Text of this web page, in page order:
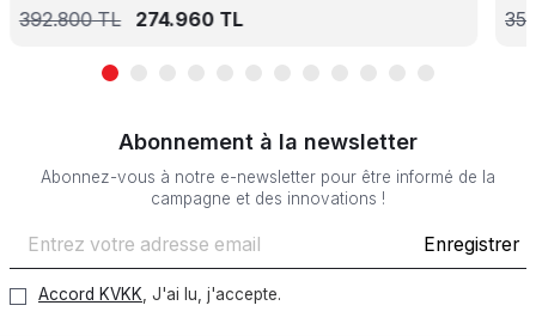
392.800TL 274.960TL
Abonnement à la newsletter
Abonnez-vous à notre e-newsletter pour être informé de la
campagne et des innovations !
Enregistrer
Accord KVKK, J'ai lu, j'accepte.